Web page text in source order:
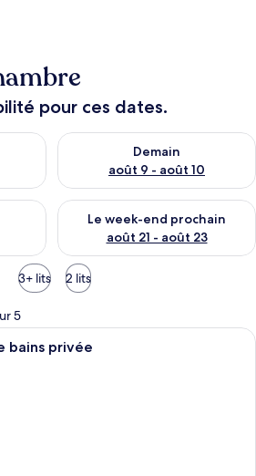
pour ces dates.
ce soir août 8 - août 9
Demain
août 9 - août 10
Vérifier la disponibilité pour
ce week-end août 14 - août 16
Le week-end prochain
août 21 - août 23
Vérifier la disponibilité pour
3+ lits 2 lits
5
Une chambre d’hôtel avec un lit,
bains privée